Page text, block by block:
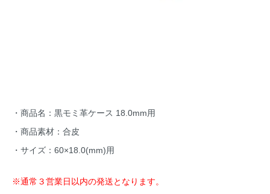
・商品名：黒モミ革ケース 18.0mm用
・商品素材：合皮
・サイズ：60×18.0(mm)用
※通常３営業日以内の発送となります。